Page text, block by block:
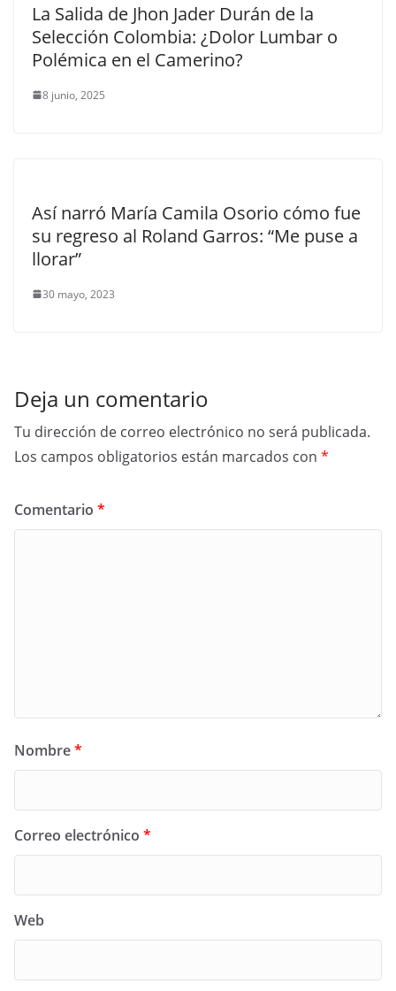
La Salida de Jhon Jader Durán de la
Selección Colombia: ¿Dolor Lumbar o
Polémica en el Camerino?
8 junio, 2025
Así narró María Camila Osorio cómo fue
su regreso al Roland Garros: “Me puse a
llorar”
30 mayo, 2023
Deja un comentario
Tu dirección de correo electrónico no será publicada.
Los campos obligatorios están marcados con *
Comentario *
Nombre*
Correo electrónico *
Web